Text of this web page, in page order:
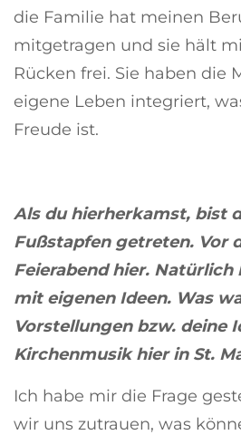
die Familie hat meinen
mitgetragen und sie hält
Rücken frei. Sie haben die
eigene Leben integriert,
Freude ist.
Als du hierherkamst, bist
Fußstapfen getreten. Vor
Feierabend hier. Natürlich
mit eigenen Ideen. Was
Vorstellungen bzw. deine
Kirchenmusik hier in St.
Ich habe mir die Frage
wir uns zutrauen, was